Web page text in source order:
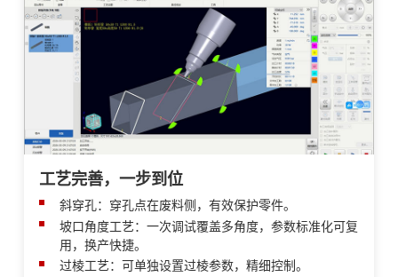
工艺完善，一步到位
斜穿孔：穿孔点在废料侧，有效保护零件。
坡口角度工艺：一次调试覆盖多角度，参数标准化可复
用，换产快捷。
过棱工艺：可单独设置过棱参数，精细控制。